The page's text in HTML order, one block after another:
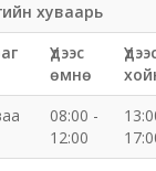
хуваарь
Үдээс
өмнө
08:00 -
12:00